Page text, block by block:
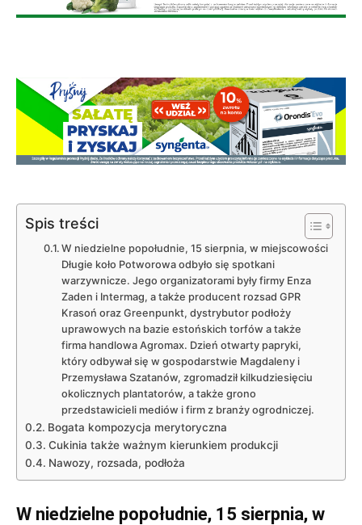
Spis treści
W niedzielne popołudnie, 15 sierpnia, w miejscowości
Długie koło Potworowa odbyło się spotkani
warzywnicze. Jego organizatorami były firmy Enza
Zaden i Intermag, a także producent rozsad GPR
Krasoń oraz Greenpunkt, dystrybutor podłoży
uprawowych na bazie estońskich torfów a także
firma handlowa Agromax. Dzień otwarty papryki,
który odbywał się w gospodarstwie Magdaleny i
Przemysława Szatanów, zgromadził kilkudziesięciu
okolicznych plantatorów, a także grono
przedstawicieli mediów i firm z branży ogrodniczej.
Bogata kompozycja merytoryczna
Cukinia także ważnym kierunkiem produkcji
Nawozy, rozsada, podłoża
W niedzielne popołudnie, 15 sierpnia, w